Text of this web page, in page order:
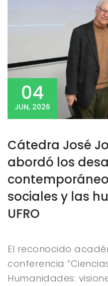
04
JUN, 2026
Cátedra José
abordó los
sociales y las
UFRO
El reconocido
conferencia
Humanidades: